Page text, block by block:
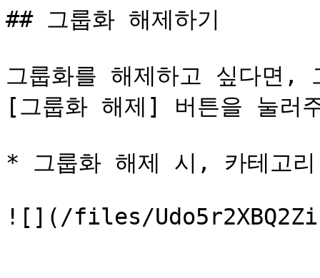
## 그룹화 해제하기
그룹화를 해제하고 싶다면,
[그룹화 해제] 버튼을 눌러
* 그룹화 해제 시, 카테고
![](/files/